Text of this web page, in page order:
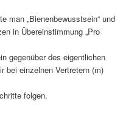
man „Bienenbewusstsein“ und
in Übereinstimmung „Pro
gegenüber des eigentlichen
bei einzelnen Vertretern (m)
folgen.